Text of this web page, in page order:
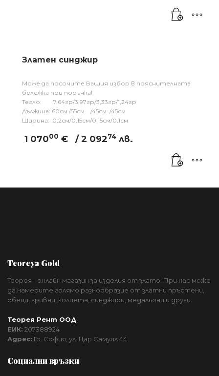
Златен синджир
Може да посочите Вашия избор в пояснителната
бележка при поръчка!
Тегло: 7,64гр/3,97гр/3,33гр/1,24гр
Дължина: 60см /55см /45см /45см
Ширина: 0,2см/0,15см/0,15см/0,1см
1 07000 € / 2 09274 лв.
Teoreya Gold
Теорея - онлайн магазин за изделия от злато. При нас може
да намерите голямо разнообразие от златни пръстени,
обеци, гривни, колиета, синджири, медальони и други.
Теорея Рент ООД
ЕИК: 207388924
Адрес: Гр. София, ул. Цар Самуил 44
Социални връзки